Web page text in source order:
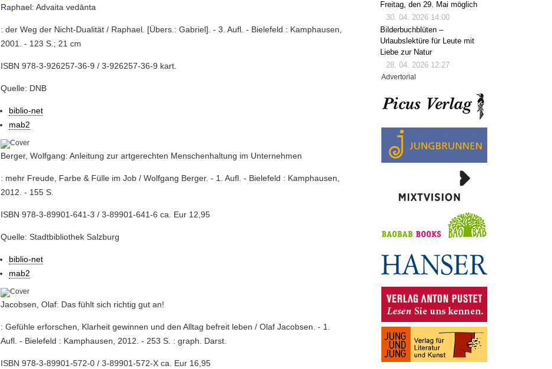
Raphael: Advaita vedānta
: der Weg der Nicht-Dualität / Raphael. [Übers.: Gabriel]. - 3. Aufl. - Bielefeld : Kamphausen,
2001. - 123 S.; 21 cm
ISBN 978-3-926257-36-9 / 3-926257-36-9 kart.
Quelle: DNB
biblio-net
mab2
Berger, Wolfgang: Anleitung zur artgerechten Menschenhaltung im Unternehmen
: mehr Freude, Farbe & Fülle im Job / Wolfgang Berger. - 1. Aufl. - Bielefeld : Kamphausen,
2012. - 155 S.
ISBN 978-3-89901-641-3 / 3-89901-641-6 ca. Eur 12,95
Quelle: Stadtbibliothek Salzburg
biblio-net
mab2
Jacobsen, Olaf: Das fühlt sich richtig gut an!
: Gefühle erforschen, Klarheit gewinnen und den Alltag befreit leben / Olaf Jacobsen. - 1.
Aufl. - Bielefeld : Kamphausen, 2012. - 253 S. : graph. Darst.
ISBN 978-3-89901-572-0 / 3-89901-572-X ca. Eur 16,95
Freitag, den 29. Mai möglich
30. 04. 2026 14:00
Bilderbuchblüten –
Urlaubslektüre für Leute mit
Liebe zur Natur
28. 04. 2026 12:27
Advertorial